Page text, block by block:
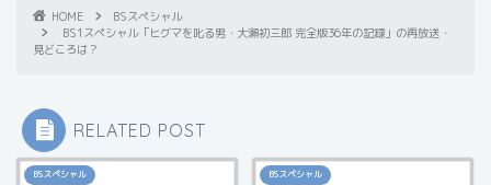
HOME
BSスペシャル
BS1スペシャル「ヒグマを叱る男・大瀬初三郎 完全版36年の記録」の再放送・
見どころは？
RELATED POST
BSスペシャル BSスペシャル